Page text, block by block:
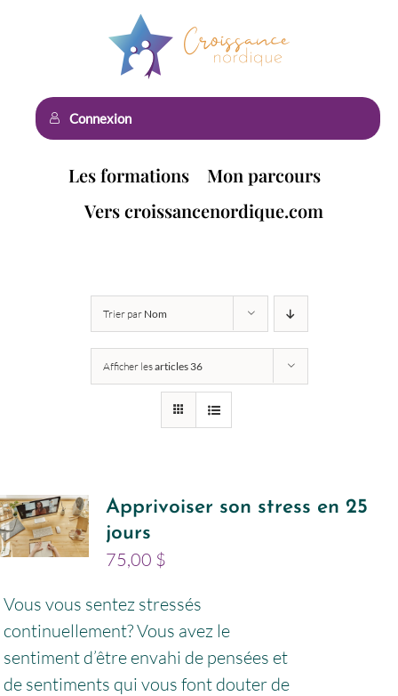
Les formations
Mon parcours
Vers croissancenordique.com
Connexion
Trier par Nom
Afficher lesarticles 36
Apprivoiser son stress en 25
jours
75,00 $
Vous vous sentez stressés
continuellement? Vous avez le
sentiment d’être envahi de pensées et
de sentiments qui vous font douter de